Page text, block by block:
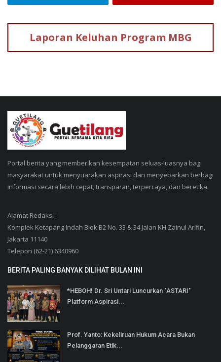
Laporan Keluhan Program MBG
Portal berita yang memberikan kesempatan seluas-luasnya bagi
masyarakat untuk menyuarakan aspirasi dan menyebarkan berbagi
informasi secara lebih cepat, transparan, terpercaya, dan beretika.
Alamat Redaksi :
Komplek Ketapang Indah Blok B2 No. 33 & 34 Jalan KH Zainul Arifin,
Jakarta 11140
Telepon (62-21) 6340960
BERITA PALING BANYAK DILIHAT BULAN INI
*HEBOH! Dr. Sri Untari Luncurkan "ASTARI"
Platform Aspirasi...
Prof. Yanto: Kekeliruan Hukum Acara Bukan
Pelanggaran Etik...